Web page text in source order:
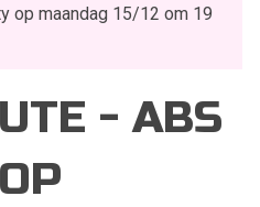
op maandag 15/12 om 19
- ABS